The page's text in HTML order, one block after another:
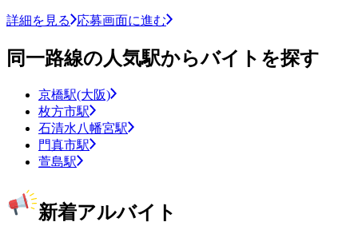
詳細を見る 応募画面に進む
同一路線の人気駅からバイトを探す
京橋駅(大阪)
枚方市駅
石清水八幡宮駅
門真市駅
萱島駅
新着アルバイト